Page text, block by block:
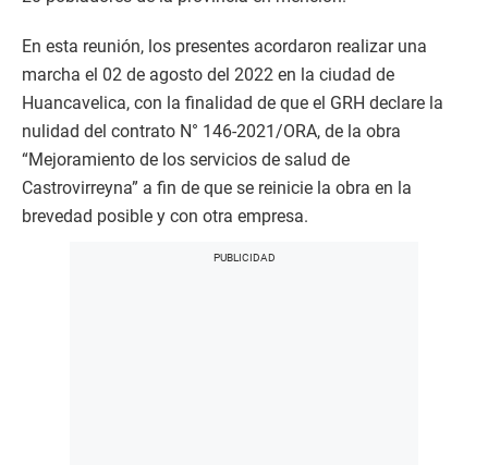
En esta reunión, los presentes acordaron realizar una
marcha el 02 de agosto del 2022 en la ciudad de
Huancavelica, con la finalidad de que el GRH declare la
nulidad del contrato N° 146-2021/ORA, de la obra
“Mejoramiento de los servicios de salud de
Castrovirreyna” a fin de que se reinicie la obra en la
brevedad posible y con otra empresa.